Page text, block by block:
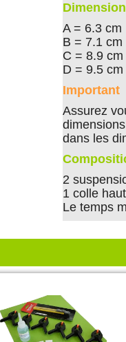
A = 6.3 cm
B = 7.1 cm
C = 8.9 cm
D = 9.5 cm
Important
Assurez
dans les
2
1 colle
Le temps